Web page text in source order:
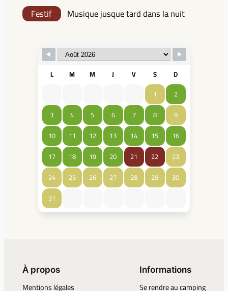
Festif
Musique jusque tard dans la nuit
L M M J V S
D
1
2
3
4 5 6 7 8
9
10
11 12 13 14 15
16
17
18 19 20 21 22
23
24
25 26 27 28 29
30
31
À propos
Mentions légales
Informations
Se rendre au camping